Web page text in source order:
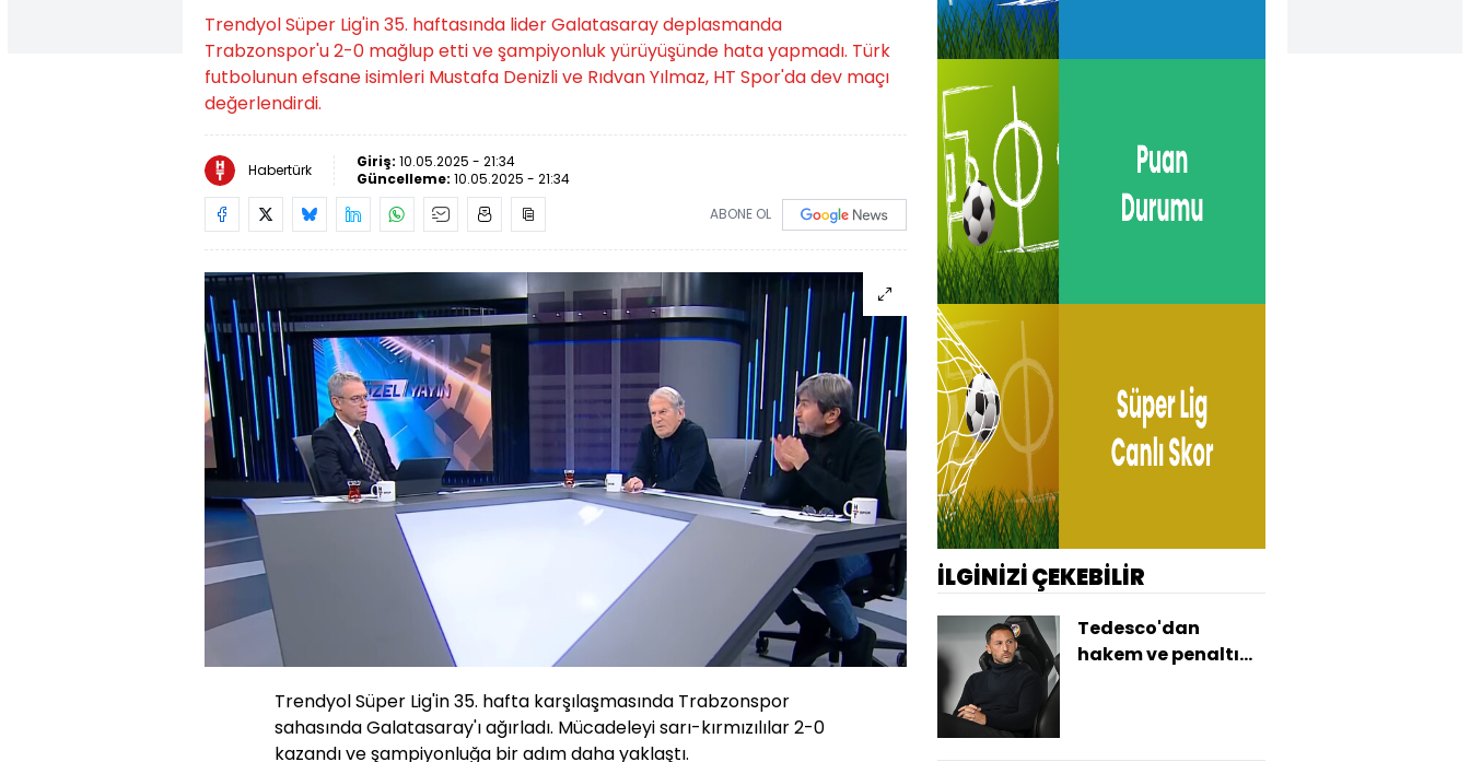
Trendyol Süper Lig'in 35. haftasında lider Galatasaray deplasmanda
Trabzonspor'u 2-0 mağlup etti ve şampiyonluk yürüyüşünde hata yapmadı. Türk
futbolunun efsane isimleri Mustafa Denizli ve Rıdvan Yılmaz, HT Spor'da dev maçı
değerlendirdi.
Habertürk Giriş: 10.05.2025 - 21:34
Güncelleme: 10.05.2025 - 21:34
ABONE OL
Trendyol Süper Lig'in 35. hafta karşılaşmasında Trabzonspor
sahasında Galatasaray'ı ağırladı. Mücadeleyi sarı-kırmızılılar 2-0
kazandı ve şampiyonluğa bir adım daha yaklaştı.
İLGİNİZİ ÇEKEBİLİR
Tedesco'dan
hakem ve penaltı